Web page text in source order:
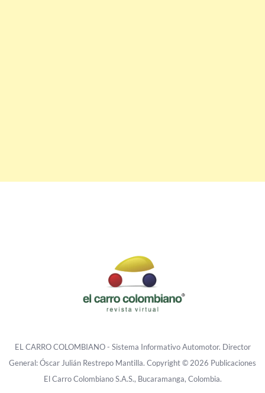
EL CARRO COLOMBIANO - Sistema Informativo Automotor. Director
General: Óscar Julián Restrepo Mantilla. Copyright © 2026 Publicaciones
El Carro Colombiano S.A.S., Bucaramanga, Colombia.